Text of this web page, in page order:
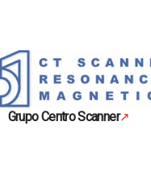
Grupo Centro Scanner↗
Se abre en una